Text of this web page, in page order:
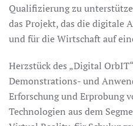
Qualifizierung zu
das Projekt, das die digitale
und für die Wirtschaft auf
Herzstück des „Digital
Demonstrations- und
Erforschung und Erprobung
Technologien aus dem